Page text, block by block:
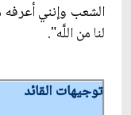
الشعب وإنني
لنا من اللَّه".
توجيهات القائد